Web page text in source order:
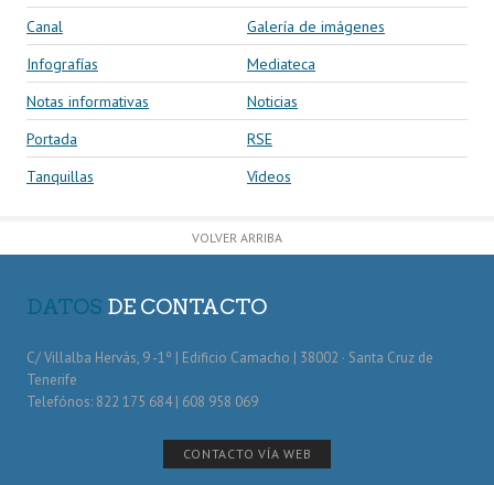
Canal
Galería de imágenes
Infografías
Mediateca
Notas informativas
Noticias
Portada
RSE
Tanquillas
Vídeos
VOLVER ARRIBA
DATOS DE CONTACTO
C/ Villalba Hervás, 9 -1º | Edificio Camacho | 38002 · Santa Cruz de
Tenerife
Telefónos: 822 175 684 | 608 958 069
CONTACTO VÍA WEB